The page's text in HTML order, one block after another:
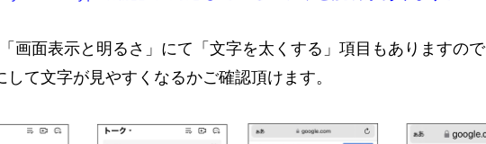
画面表示と明るさ」にて「文字を太くする」項目もありますので
して文字が見やすくなるかご確認頂けます。